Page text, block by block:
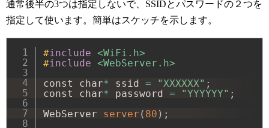
通常後半の3つは指定しないで、SSIDとパスワードの２つを
指定して使います。簡単はスケッチを示します。
#include <WiFi.h>
#include <WebServer.h>
const char* ssid = "XXXXXX" ;
const char* password = "YYYYYY" ;
WebServer server ( 80 ) ;